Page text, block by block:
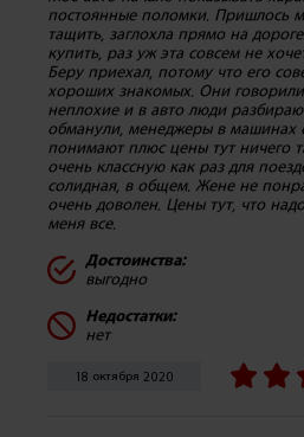
постоянные поломки. Пришлось
тащить, заглохла прямо на
купить, раз уж эта совсем не
Беру приехал, потому что его
хороших знакомых. Они
неплохие и в авто люди
обманули, менеджеры в машинах
понимают плюс цены тут ничего
очень классную как раз для
солидная, в общем. Жене не
очень доволен. Цены тут, что
меня все.
Достоинства:
выгодно
Недостатки:
нет
18 октября 2020